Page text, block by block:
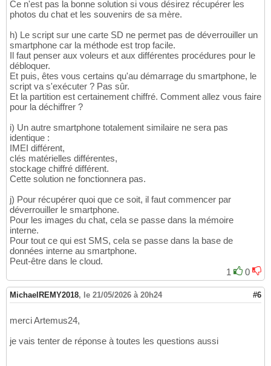
Ce n'est pas la bonne solution si vous désirez récupérer les
photos du chat et les souvenirs de sa mère.
h) Le script sur une carte SD ne permet pas de déverrouiller un
smartphone car la méthode est trop facile.
Il faut penser aux voleurs et aux différentes procédures pour le
débloquer.
Et puis, êtes vous certains qu'au démarrage du smartphone, le
script va s'exécuter ? Pas sûr.
Et la partition est certainement chiffré. Comment allez vous faire
pour la déchiffrer ?
i) Un autre smartphone totalement similaire ne sera pas
identique :
IMEI différent,
clés matérielles différentes,
stockage chiffré différent.
Cette solution ne fonctionnera pas.
j) Pour récupérer quoi que ce soit, il faut commencer par
déverrouiller le smartphone.
Pour les images du chat, cela se passe dans la mémoire
interne.
Pour tout ce qui est SMS, cela se passe dans la base de
données interne au smartphone.
Peut-être dans le cloud.
1
0
MichaelREMY2018, le 21/05/2026 à 20h24 #6
merci Artemus24,
je vais tenter de réponse à toutes les questions aussi